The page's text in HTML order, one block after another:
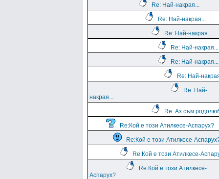
Re: Най-накрая...
Re: Най-накрая...
Re: Най-накрая...
Re: Най-накрая...
Re: Най-накрая...
Re: Най-
Re: Най-
накрая...
Re: Аз съм
Re:Кой е този Атилкесе-Аспарух?
Re:Кой е този Атилкесе-
Re:Кой е този Атилкесе-
Re:Кой е този Атилкесе-
Аспарух?